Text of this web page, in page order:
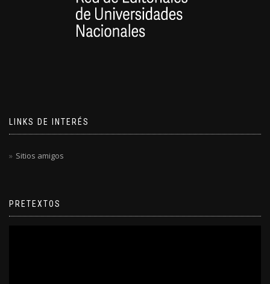
LINKS DE INTERÉS
Sitios amigos
PRETEXTOS